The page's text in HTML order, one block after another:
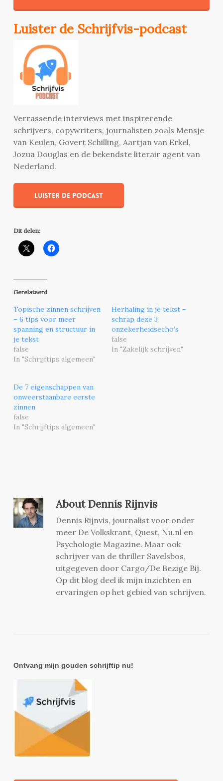
Luister de Schrijfvis-podcast
Verrassende interviews met inspirerende
schrijvers, copywriters, journalisten zoals Mensje
van Keulen, Govert Schilling, Aartjan van Erkel,
Jozua Douglas en de bekendste literair agent van
Nederland.
Luister de podcast
Dit delen:
Gerelateerd
Topische zinnen schrijven
– 6 tips voor meer
spanning en structuur in
je tekst
false
In "Schrijftips algemeen"
Herhaling in je tekst –
schrap deze 3
onzekerheidsecho’s
false
In "Zakelijk schrijven"
De 7 eigenschappen van
onweerstaanbare eerste
zinnen
false
In "Schrijftips algemeen"
AboutDennis Rijnvis
Dennis Rijnvis, journalist voor onder
meer De Volkskrant, Quest, Nu.nl en
Psychologie Magazine. Maar ook
schrijver van de thriller Savelsbos,
uitgegeven door Cargo/De Bezige Bij.
Op dit blog deel ik mijn inzichten en
ervaringen op het gebied van schrijven.
Ontvang mijn gouden schrijftip nu!